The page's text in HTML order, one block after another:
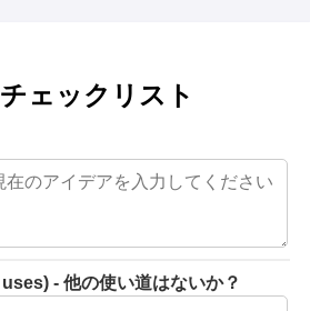
ェックリスト
- 他の使い道はないか？